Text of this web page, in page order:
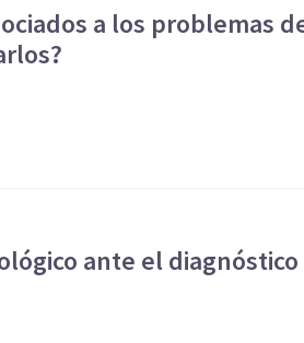
a los problemas
ante el diagnóstico